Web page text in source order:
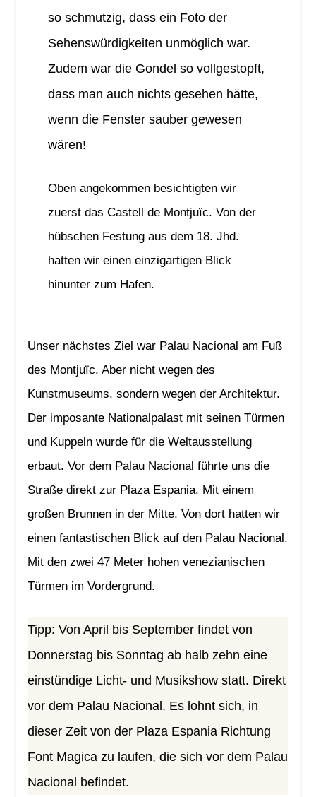
so schmutzig, dass ein Foto der
Sehenswürdigkeiten unmöglich war.
Zudem war die Gondel so vollgestopft,
dass man auch nichts gesehen hätte,
wenn die Fenster sauber gewesen
wären!
Oben angekommen besichtigten wir
zuerst das Castell de Montjuïc. Von der
hübschen Festung aus dem 18. Jhd.
hatten wir einen einzigartigen Blick
hinunter zum Hafen.
Unser nächstes Ziel war Palau Nacional am Fuß
des Montjuïc. Aber nicht wegen des
Kunstmuseums, sondern wegen der Architektur.
Der imposante Nationalpalast mit seinen Türmen
und Kuppeln wurde für die Weltausstellung
erbaut. Vor dem Palau Nacional führte uns die
Straße direkt zur Plaza Espania. Mit einem
großen Brunnen in der Mitte. Von dort hatten wir
einen fantastischen Blick auf den Palau Nacional.
Mit den zwei 47 Meter hohen venezianischen
Türmen im Vordergrund.
Tipp: Von April bis September findet von
Donnerstag bis Sonntag ab halb zehn eine
einstündige Licht- und Musikshow statt. Direkt
vor dem Palau Nacional. Es lohnt sich, in
dieser Zeit von der Plaza Espania Richtung
Font Magica zu laufen, die sich vor dem Palau
Nacional befindet.